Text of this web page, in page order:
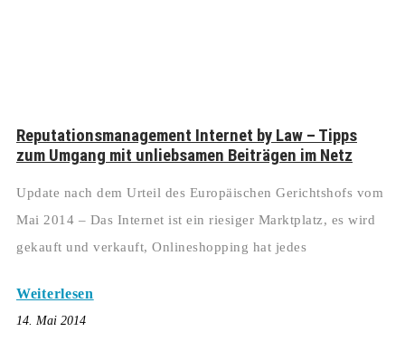
Reputationsmanagement Internet by Law – Tipps
zum Umgang mit unliebsamen Beiträgen im Netz
Update nach dem Urteil des Europäischen Gerichtshofs vom
Mai 2014 – Das Internet ist ein riesiger Marktplatz, es wird
gekauft und verkauft, Onlineshopping hat jedes
Weiterlesen
14. Mai 2014